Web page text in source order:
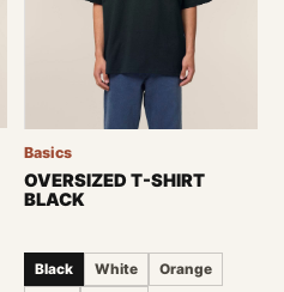
Basics
OVERSIZED T-SHIRT
BLACK
Black White
Orange